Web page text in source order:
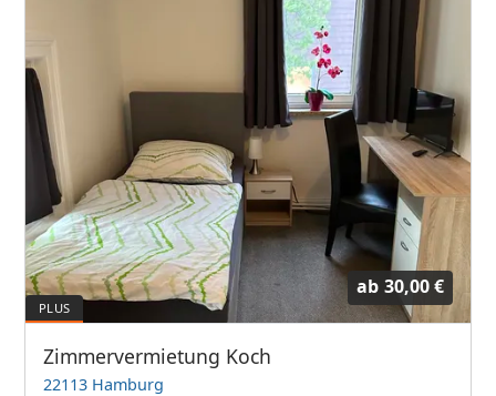
ab 30,00 €
Zimmervermietung Koch
22113 Hamburg